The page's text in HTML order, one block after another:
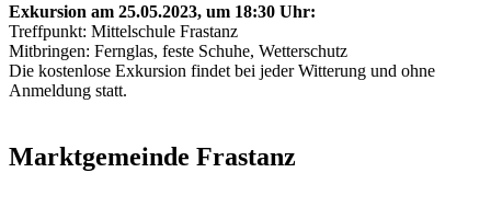
Exkursion am 25.05.2023, um 18:30 Uhr:
Treffpunkt: Mittelschule Frastanz
Mitbringen: Fernglas, feste Schuhe, Wetterschutz
Die kostenlose Exkursion findet bei jeder Witterung und ohne
Anmeldung statt.
Marktgemeinde Frastanz